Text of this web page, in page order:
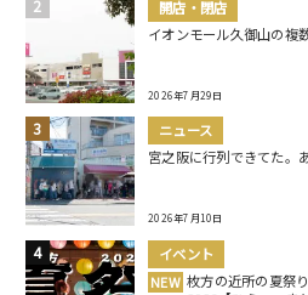
開店・閉店
イオンモール久御山の複
2026年7月29日
ニュース
宮之阪に行列できてた。
2026年7月10日
イベント
NEW 枚方の近所の夏祭